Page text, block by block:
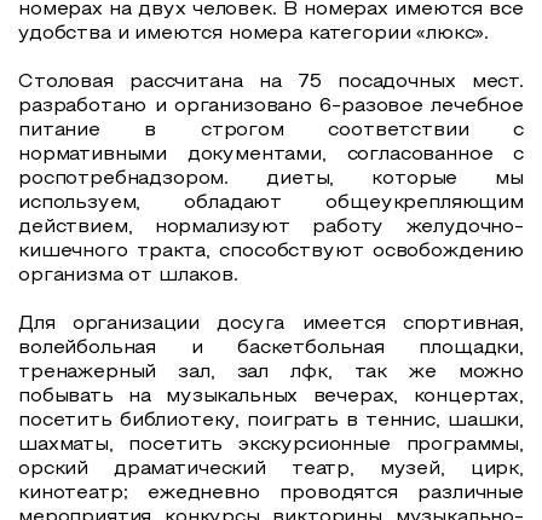
номерах на двух человек. В номерах имеются все
удобства и имеются номера категории «люкс».
Столовая рассчитана на 75 посадочных мест.
разработано и организовано 6-разовое лечебное
питание в строгом соответствии с
нормативными документами, согласованное с
роспотребнадзором. диеты, которые мы
используем, обладают общеукрепляющим
действием, нормализуют работу желудочно-
кишечного тракта, способствуют освобождению
организма от шлаков.
Для организации досуга имеется спортивная,
волейбольная и баскетбольная площадки,
тренажерный зал, зал лфк, так же можно
побывать на музыкальных вечерах, концертах,
посетить библиотеку, поиграть в теннис, шашки,
шахматы, посетить экскурсионные программы,
орский драматический театр, музей, цирк,
кинотеатр; ежедневно проводятся различные